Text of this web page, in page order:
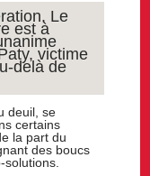
Le
est à
victime
delà de
deuil, se
certains
la part du
des boucs
solutions.